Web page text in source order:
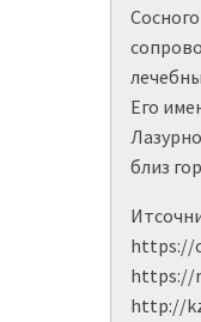
Его
близ
https://
https://
http://